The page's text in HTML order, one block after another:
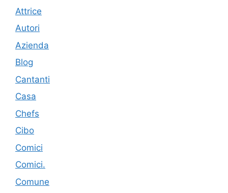
Attrice
Autori
Azienda
Blog
Cantanti
Casa
Chefs
Cibo
Comici
Comici.
Comune